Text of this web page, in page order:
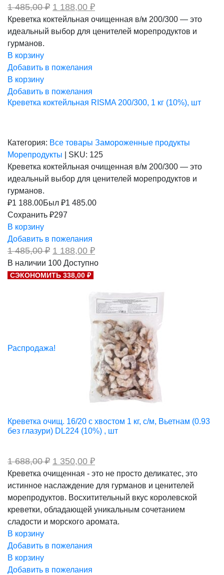
1 485,00₽ Первоначальная
цена
составляла
1
1 188,00 ₽Текущая
1
188,00 ₽.
Креветка коктейльная очищенная в/м 200/300 — это
идеальный выбор для ценителей морепродуктов и
гурманов.
В корзину
Добавить в пожелания
В корзину
Добавить в пожелания
Креветка коктейльная RISMA 200/300, 1 кг (10%), шт
Категория: Все товары Замороженные продукты
Морепродукты
SKU: 125
Креветка коктейльная очищенная в/м 200/300 — это
идеальный выбор для ценителей морепродуктов и
гурманов.
₽1 188.00Был ₽1 485.00
Сохранить ₽297
В корзину
Добавить в пожелания
1 485,00₽ Первоначальная
цена
составляла
1
1 188,00 ₽Текущая
1
В наличии 100 Доступно
СЭКОНОМИТЬ 338,00 ₽
Распродажа!
Креветка очищ. 16/20 с хвостом 1 кг, с/м, Вьетнам (0.93
без глазури) DL224 (10%) , шт
1 688,00₽ Первоначальная
составляла
1
688,00 ₽.
1 350,00 ₽Текущая
1
350,00 ₽.
Креветка очищенная - это не просто деликатес, это
истинное наслаждение для гурманов и ценителей
морепродуктов. Восхитительный вкус королевской
креветки, обладающей уникальным сочетанием
сладости и морского аромата.
В корзину
Добавить в пожелания
В корзину
Добавить в пожелания